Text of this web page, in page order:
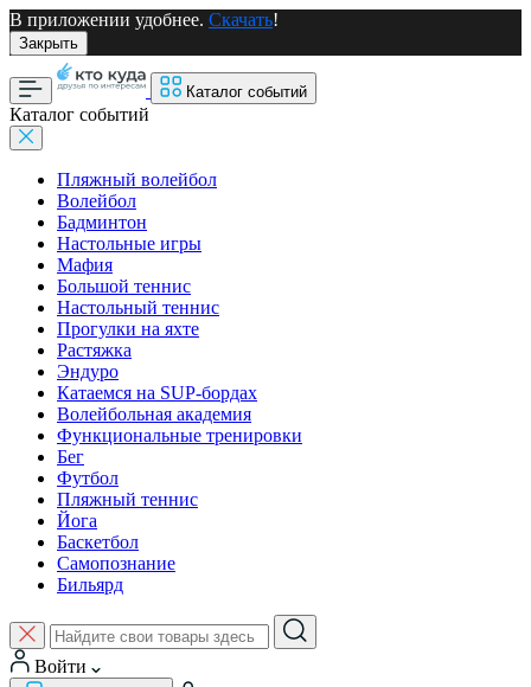
В приложении удобнее. Скачать!
Закрыть
Каталог событий
Каталог событий
Пляжный волейбол
Волейбол
Бадминтон
Настольные игры
Мафия
Большой теннис
Настольный теннис
Прогулки на яхте
Растяжка
Эндуро
Катаемся на SUP-бордах
Волейбольная академия
Функциональные тренировки
Бег
Футбол
Пляжный теннис
Йога
Баскетбол
Самопознание
Бильярд
Войти